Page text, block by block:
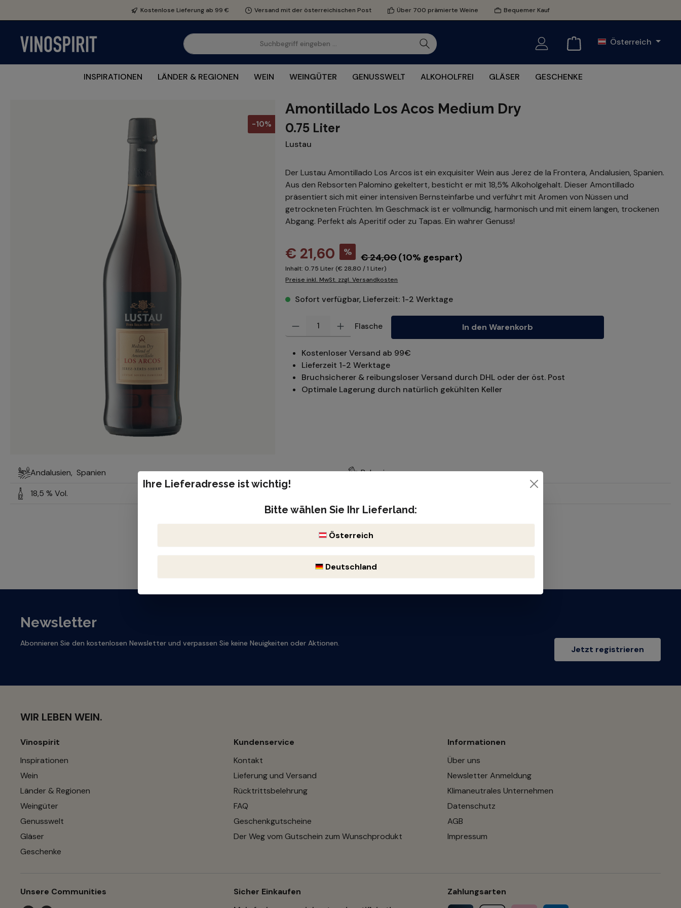
Zur Hauptnavigation springenKostenlose Lieferung ab 99 € Versand mit der österreichischen Post Über 700 prämierte Weine Bequemer Kauf
Österreich
INSPIRATIONEN LÄNDER & REGIONEN WEIN WEINGÜTER GENUSSWELT ALKOHOLFREI GLÄSER GESCHENKE
-10%
Amontillado Los Acos Medium Dry
0.75 Liter
Lustau
Der Lustau Amontillado Los Arcos ist ein exquisiter Wein aus Jerez de la Frontera, Andalusien, Spanien.
Aus den Rebsorten Palomino gekeltert, besticht er mit 18,5% Alkoholgehalt. Dieser Amontillado
präsentiert sich mit einer intensiven Bernsteinfarbe und verführt mit Aromen von Nüssen und
getrockneten Früchten. Im Geschmack ist er vollmundig, harmonisch und mit einem langen, trockenen
Abgang. Perfekt als Aperitif oder zu Tapas. Ein wahrer Genuss!
€ 21,60 % € 24,00(10% gespart)
Inhalt: 0.75 Liter (€ 28,80 / 1 Liter)
Preise inkl. MwSt. zzgl. Versandkosten
Sofort verfügbar, Lieferzeit: 1-2 Werktage
Produkt Anzahl: Gib den gewünschten Wert ein oder benutze die Schaltflächen um die Anzahl zu erhöhen oder zu reduzieren.
Flasche In den Warenkorb
Kostenloser Versand ab 99€
Lieferzeit 1-2 Werktage
Bruchsicherer & reibungsloser Versand durch DHL oder der öst. Post
Optimale Lagerung durch natürlich gekühlten Keller
Andalusien, Spanien
18,5 % Vol.
Palomino
Newsletter
Abonnieren Sie den kostenlosen Newsletter und verpassen Sie keine Neuigkeiten oder Aktionen.
Jetzt registrieren
WIR LEBEN WEIN.
Vinospirit
Inspirationen
Wein
Länder & Regionen
Weingüter
Genusswelt
Gläser
Geschenke
Kundenservice
Kontakt
Lieferung und Versand
Rücktrittsbelehrung
FAQ
Geschenkgutscheine
Der Weg vom Gutschein zum Wunschprodukt
Informationen
Über uns
Newsletter Anmeldung
Klimaneutrales Unternehmen
Datenschutz
AGB
Impressum
Unsere Communities
Sicher Einkaufen
Zahlungsarten
Ihre Lieferadresse ist wichtig!
Bitte wählen Sie Ihr Lieferland:
Österreich
Deutschland